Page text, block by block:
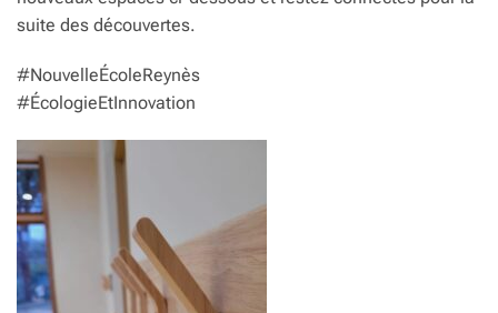
suite des découvertes.
#NouvelleÉcoleReynès
#ÉcologieEtInnovation